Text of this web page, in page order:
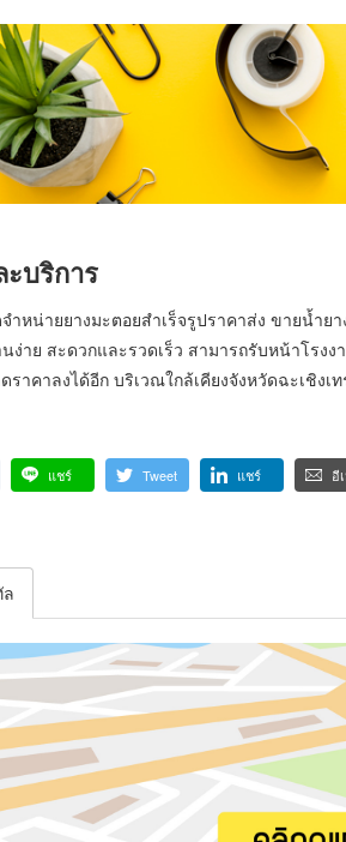
บริการ
ำหน่ายยางมะตอยสำเร็จรูปราคาส่ง ขายน้ำ
ง่าย สะดวกและรวดเร็ว สามารถรับหน้าโรง
ราคาลงได้อีก บริเวณใกล้เคียงจังหวัดฉะเชิง
แชร์ Tweet แชร์ อี